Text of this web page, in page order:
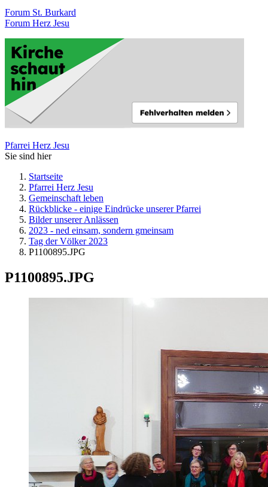
Forum St. Burkard
Forum Herz Jesu
Pfarrei Herz Jesu
Sie sind hier
Startseite
Pfarrei Herz Jesu
Gemeinschaft leben
Rückblicke - einige Eindrücke unserer Pfarrei
Bilder unserer Anlässen
2023 - ned einsam, sondern gmeinsam
Tag der Völker 2023
P1100895.JPG
P1100895.JPG